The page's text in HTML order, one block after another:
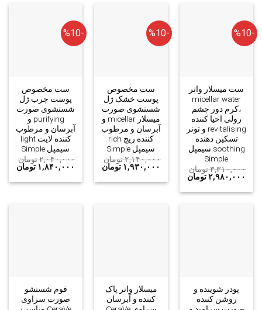
-%10
ست میسلار واتر
micellar water
،کرم دور چشم
رولی احیا کننده
revitalising و تونر
تسکین دهنده
soothing سیمپل
Simple
۳,۳۱۰,۰۰۰تومان
۲,۹۸۰,۰۰۰تومان
-%10
ست مخصوص
پوست خشک ژل
شستشوی صورت
میسلار micellar و
آبرسان و مرطوب
کننده ریچ rich
سیمپل Simple
۲,۱۴۰,۰۰۰تومان
۱,۹۳۰,۰۰۰ تومان
-%10
ست مخصوص
پوست چرب ژل
شستشوی صورت
purifying و
آبرسان و مرطوب
کننده لایت light
سیمپل Simple
۲,۰۴۰,۰۰۰تومان
۱,۸۴۰,۰۰۰ تومان
پودر شوینده و
روشن کننده
میسلار واتر پاک
کننده و آبرسان
فوم شستشو
صورت سراوی